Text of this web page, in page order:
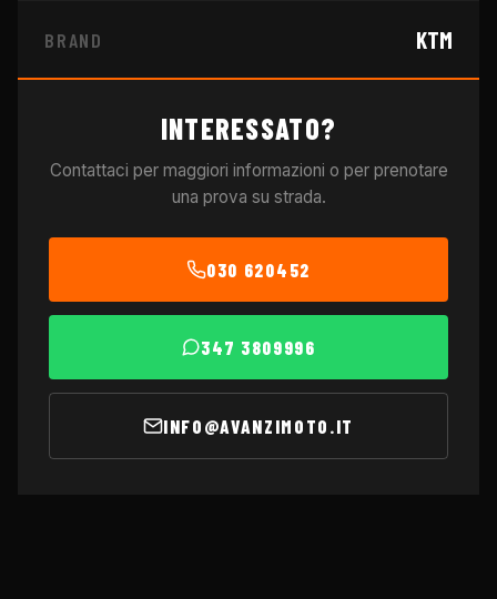
BRAND KTM
INTERESSATO?
Contattaci per maggiori informazioni o per prenotare
una prova su strada.
030 620452
347 3809996
INFO@AVANZIMOTO.IT